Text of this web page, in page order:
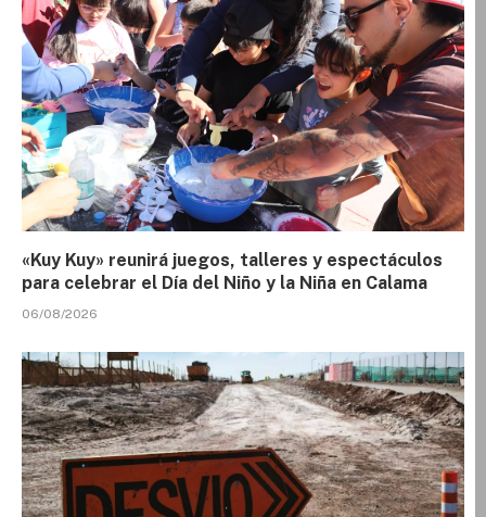
«Kuy Kuy» reunirá juegos, talleres y espectáculos
para celebrar el Día del Niño y la Niña en Calama
06/08/2026